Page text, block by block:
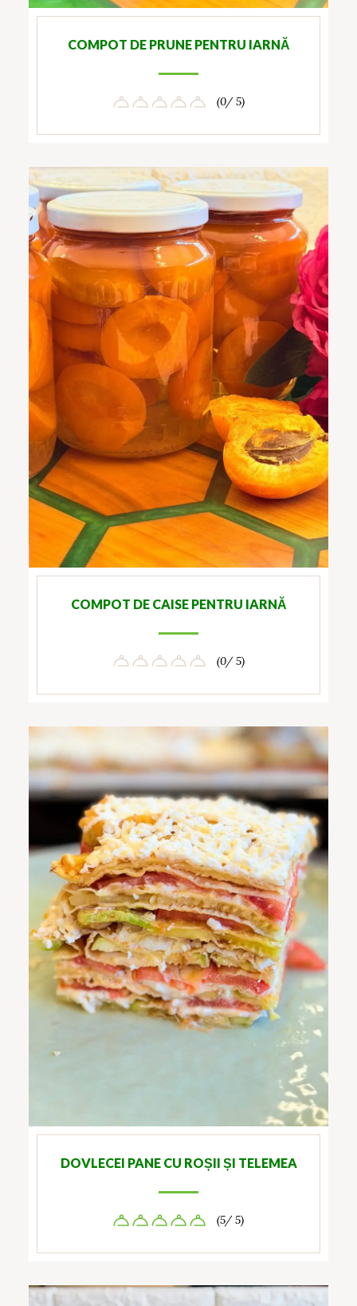
COMPOT DE PRUNE PENTRU IARNĂ
(0/ 5)
COMPOT DE CAISE PENTRU IARNĂ
(0/ 5)
DOVLECEI PANE CU ROȘII ȘI TELEMEA
(5/ 5)